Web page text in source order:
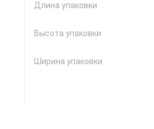
Длина упаковки
Высота упаковки
Ширина упаковки